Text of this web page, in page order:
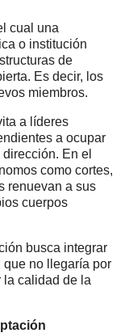
cual una
o institución
de
Es decir, los
miembros.
a líderes
a ocupar
En el
como cortes,
renuevan a sus
cuerpos
busca integrar
no llegaría por
la calidad de la